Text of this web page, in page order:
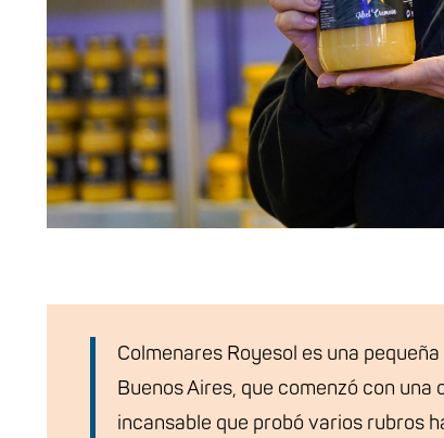
Colmenares Royesol es una
Buenos Aires, que comenzó con
incansable que probó varios rubros